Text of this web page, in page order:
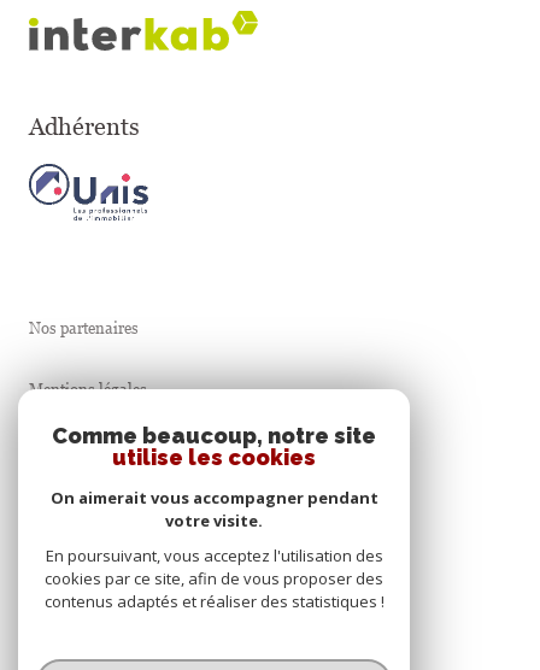
Adhérents
Nos partenaires
Mentions légales
Politique RGPD
Comme beaucoup, notre site
utilise les cookies
On aimerait vous accompagner pendant
votre visite.
En poursuivant, vous acceptez l'utilisation des
cookies par ce site, afin de vous proposer des
contenus adaptés et réaliser des statistiques !